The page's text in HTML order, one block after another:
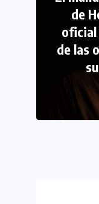
de
oficial
de las